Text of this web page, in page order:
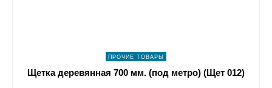
ПРОЧИЕ ТОВАРЫ
Щетка деревянная 700 мм. (под метро) (Щет 012)